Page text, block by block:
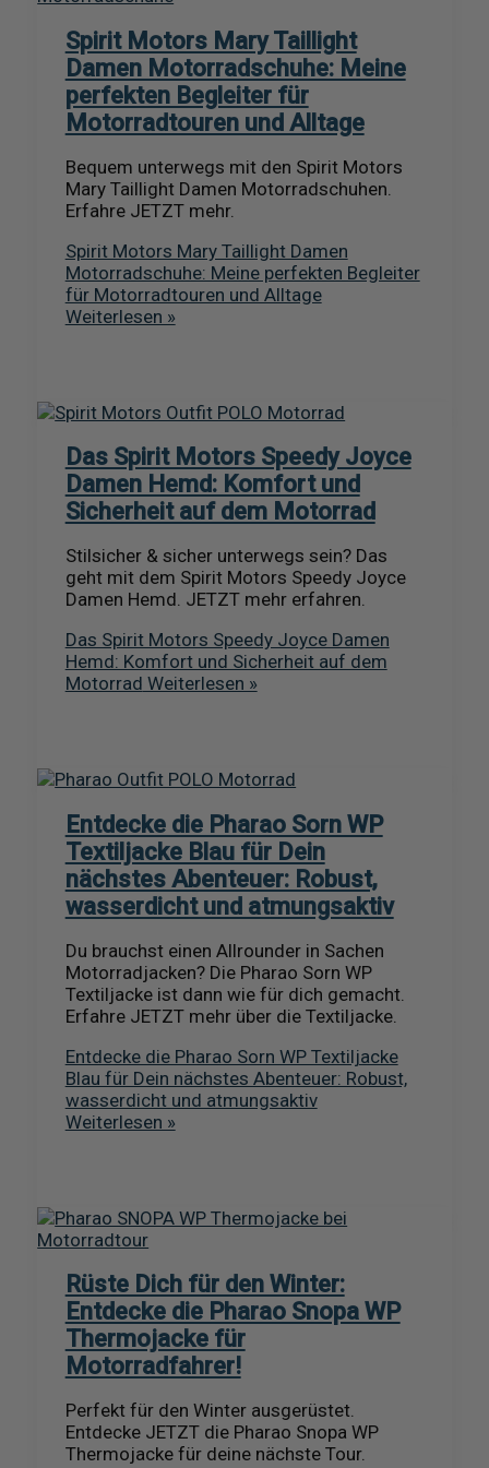
Spirit Motors Mary Taillight
Damen Motorradschuhe: Meine
perfekten Begleiter für
Motorradtouren und Alltage
Bequem unterwegs mit den Spirit Motors
Mary Taillight Damen Motorradschuhen.
Erfahre JETZT mehr.
Spirit Motors Mary Taillight Damen
Motorradschuhe: Meine perfekten Begleiter
für Motorradtouren und Alltage
Weiterlesen »
Das Spirit Motors Speedy Joyce
Damen Hemd: Komfort und
Sicherheit auf dem Motorrad
Stilsicher & sicher unterwegs sein? Das
geht mit dem Spirit Motors Speedy Joyce
Damen Hemd. JETZT mehr erfahren.
Das Spirit Motors Speedy Joyce Damen
Hemd: Komfort und Sicherheit auf dem
Motorrad Weiterlesen »
Entdecke die Pharao Sorn WP
Textiljacke Blau für Dein
nächstes Abenteuer: Robust,
wasserdicht und atmungsaktiv
Du brauchst einen Allrounder in Sachen
Motorradjacken? Die Pharao Sorn WP
Textiljacke ist dann wie für dich gemacht.
Erfahre JETZT mehr über die Textiljacke.
Entdecke die Pharao Sorn WP Textiljacke
Blau für Dein nächstes Abenteuer: Robust,
wasserdicht und atmungsaktiv
Weiterlesen »
Rüste Dich für den Winter:
Entdecke die Pharao Snopa WP
Thermojacke für
Motorradfahrer!
Perfekt für den Winter ausgerüstet.
Entdecke JETZT die Pharao Snopa WP
Thermojacke für deine nächste Tour.